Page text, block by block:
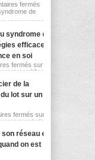
fermés
de
syndrome de
efficaces
en soi
fermés sur
: 10
en soi
de la
lot sur un
fermés sur
et sortir du
réseau et
on est